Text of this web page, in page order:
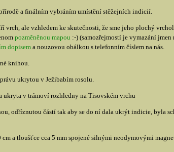
a finálním vybráním umístění stěžejních indicií.
vrch, ale vzhledem ke skutečnosti, že sme jeho plochý
pozměněnou mapou :-) (samozřejmostí je vymazání
dopisema nouzovou obálkou s telefonním číslem na nás.
knihou.
ukrytou v Ježibabím rosolu.
v trámoví rozhledny na Tisovském vrchu
odříznutou částí tak aby se do ní dala ukrýt indicie, byla
a tloušťce cca 5 mm spojené silnými neodymovými